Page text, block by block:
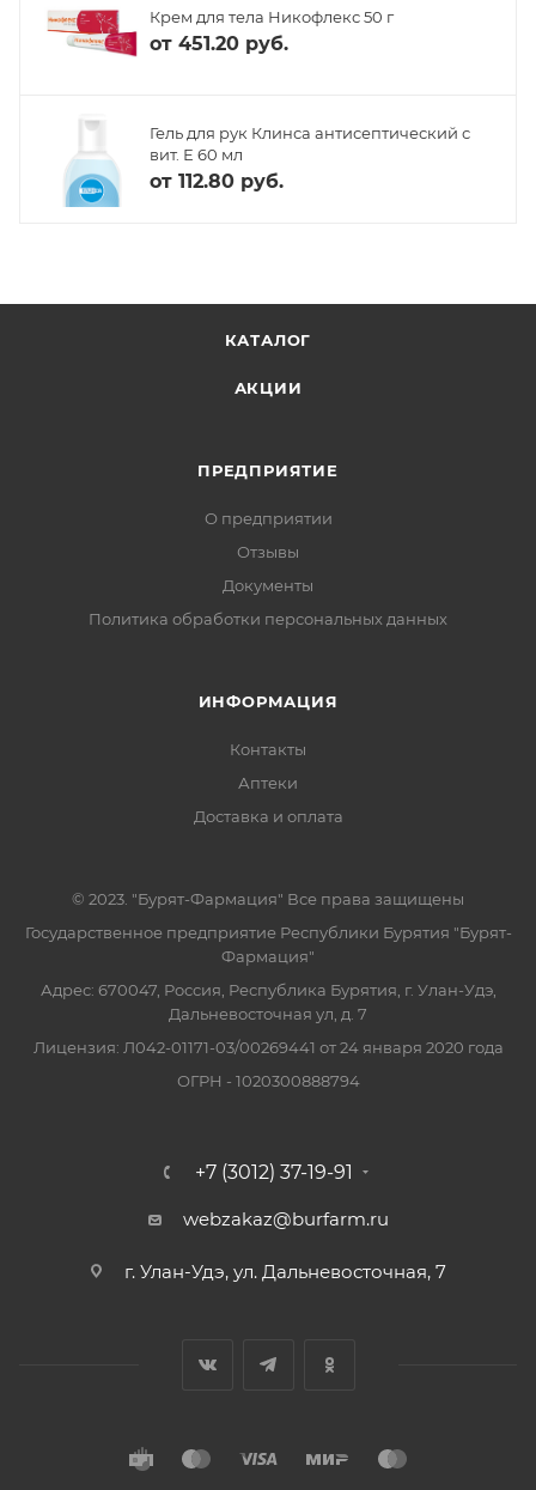
Крем для тела Никофлекс 50 г
от 451.20 руб.
Гель для рук Клинса антисептический с
вит. Е 60 мл
от 112.80 руб.
КАТАЛОГ
АКЦИИ
ПРЕДПРИЯТИЕ
О предприятии
Отзывы
Документы
Политика обработки персональных данных
ИНФОРМАЦИЯ
Контакты
Аптеки
Доставка и оплата
© 2023. "Бурят-Фармация" Все права защищены
Государственное предприятие Республики Бурятия "Бурят-
Фармация"
Адрес: 670047, Россия, Республика Бурятия, г. Улан-Удэ,
Дальневосточная ул, д. 7
Лицензия: Л042-01171-03/00269441 от 24 января 2020 года
ОГРН - 1020300888794
+7 (3012) 37-19-91
webzakaz@burfarm.ru
г. Улан-Удэ, ул. Дальневосточная, 7